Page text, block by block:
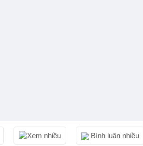
Xem nhiều Bình luận nhiều